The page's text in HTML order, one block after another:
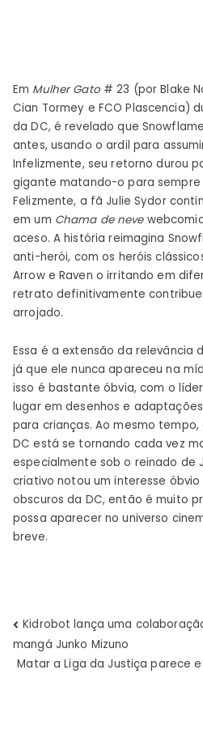
Em Mulher Gato # 23 (por Blake
Cian Tormey e FCO Plascencia)
da DC, é revelado que
antes, usando o ardil para
Infelizmente, seu retorno durou
gigante matando-o para sempre
Felizmente, a fã Julie Sydor
em um Chama de neve
aceso. A história reimagina
anti-herói, com os heróis
Arrow e Raven o irritando em
retrato definitivamente
arrojado.
Essa é a extensão da relevância
já que ele nunca apareceu na
isso é bastante óbvia, com o
lugar em desenhos e
para crianças. Ao mesmo
DC está se tornando cada vez
especialmente sob o reinado de
criativo notou um interesse
obscuros da DC, então é muito
possa aparecer no universo
breve.
Navegação
de
Kidrobot lança uma
mangá Junko Mizuno
Matar a Liga da Justiça parece